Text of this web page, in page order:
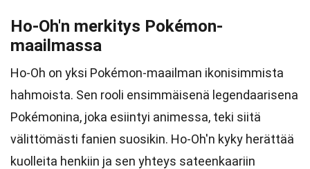
Ho-Oh'n merkitys Pokémon-
maailmassa
Ho-Oh on yksi Pokémon-maailman ikonisimmista
hahmoista. Sen rooli ensimmäisenä legendaarisena
Pokémonina, joka esiintyi animessa, teki siitä
välittömästi fanien suosikin. Ho-Oh'n kyky herättää
kuolleita henkiin ja sen yhteys sateenkaariin